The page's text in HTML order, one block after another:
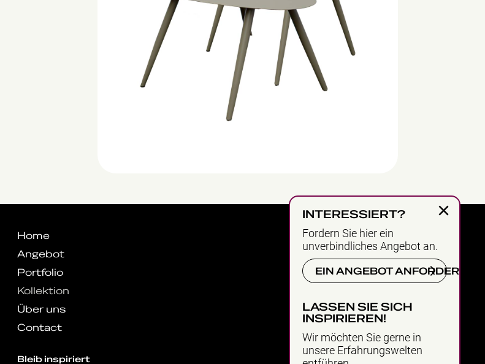
×
INTERESSIERT?
Fordern Sie hier ein
unverbindliches Angebot an.
EIN ANGEBOT ANFORDERN
LASSEN SIE SICH
INSPIRIEREN!
Wir möchten Sie gerne in
unsere Erfahrungswelten
Home
Angebot
Portfolio
Kollektion
Über uns
Contact
Bleib inspiriert